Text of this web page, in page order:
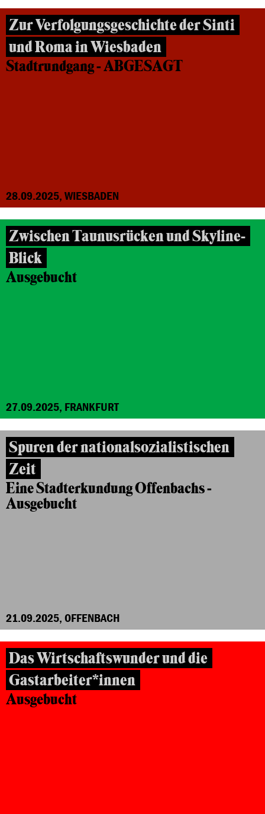
Zur Verfolgungsgeschichte der Sinti
und Roma in Wiesbaden
Stadtrundgang - ABGESAGT
28.09.2025, WIESBADEN
Zwischen Taunusrücken und Skyline-
Blick
Ausgebucht
27.09.2025, FRANKFURT
Spuren der nationalsozialistischen
Zeit
Eine Stadterkundung Offenbachs -
Ausgebucht
21.09.2025, OFFENBACH
Das Wirtschaftswunder und die
Gastarbeiter*innen
Ausgebucht